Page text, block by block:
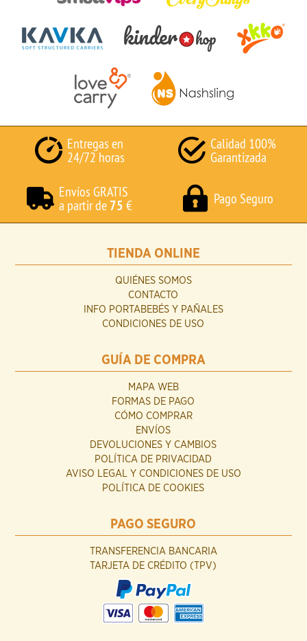
Entregas en
24/72 horas
Calidad 100%
Garantizada
Envíos GRATIS
a partir de 75 € Pago Seguro
TIENDA ONLINE
QUIÉNES SOMOS
CONTACTO
INFO PORTABEBÉS Y PAÑALES
CONDICIONES DE USO
GUÍA DE COMPRA
MAPA WEB
FORMAS DE PAGO
CÓMO COMPRAR
ENVÍOS
DEVOLUCIONES Y CAMBIOS
POLÍTICA DE PRIVACIDAD
AVISO LEGAL Y CONDICIONES DE USO
POLÍTICA DE COOKIES
PAGO SEGURO
TRANSFERENCIA BANCARIA
TARJETA DE CRÉDITO (TPV)